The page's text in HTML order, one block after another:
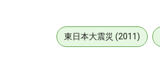
東日本大震災 (2011)